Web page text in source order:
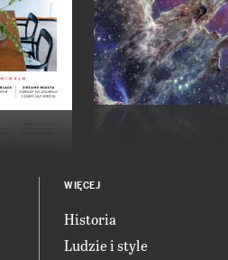
WIĘCEJ
Historia
Ludzie i style